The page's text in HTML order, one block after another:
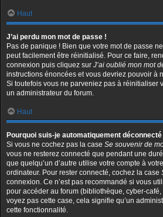
Haut
J’ai perdu mon mot de passe !
Pas de panique ! Bien que votre mot de passe
peut facilement être réinitialisé. Pour ce faire,
connexion puis cliquez sur J’ai oublié mon mot
instructions énoncées et vous devriez pouvoir à
Si toutefois vous ne parveniez pas à réinitialiser
un administrateur du forum.
Haut
Pourquoi suis-je automatiquement déconnecté
Si vous ne cochez pas la case Se souvenir de
vous ne resterez connecté que pendant une
que quelqu’un d’autre utilise votre compte à
ordinateur. Pour rester connecté, cochez la case
connexion. Ce n’est pas recommandé si vous
pour accéder au forum (bibliothèque, cyber-
voyez pas cette case, cela signifie qu’un
cette fonctionnalité.